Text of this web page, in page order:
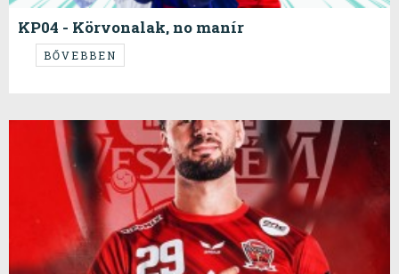
KP04 - Körvonalak, no manír
BŐVEBBEN